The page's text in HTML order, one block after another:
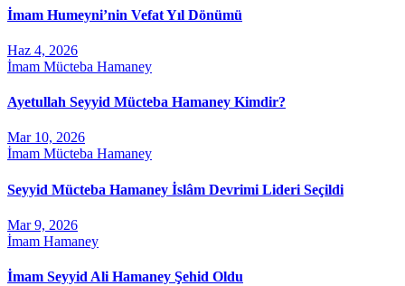
İmam Humeyni’nin Vefat Yıl Dönümü
Haz 4, 2026
İmam Mücteba Hamaney
Ayetullah Seyyid Mücteba Hamaney Kimdir?
Mar 10, 2026
İmam Mücteba Hamaney
Seyyid Mücteba Hamaney İslâm Devrimi Lideri Seçildi
Mar 9, 2026
İmam Hamaney
İmam Seyyid Ali Hamaney Şehid Oldu